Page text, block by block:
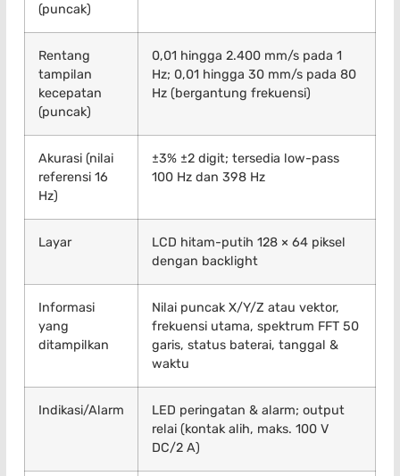
(puncak)
Rentang
tampilan
kecepatan
(puncak)
0,01 hingga 2.400 mm/s pada 1
Hz; 0,01 hingga 30 mm/s pada 80
Hz (bergantung frekuensi)
Akurasi (nilai
referensi 16
Hz)
±3% ±2 digit; tersedia low-pass
100 Hz dan 398 Hz
Layar
LCD hitam-putih 128 × 64 piksel
dengan backlight
Informasi
yang
ditampilkan
Nilai puncak X/Y/Z atau vektor,
frekuensi utama, spektrum FFT 50
garis, status baterai, tanggal &
waktu
Indikasi/Alarm
LED peringatan & alarm; output
relai (kontak alih, maks. 100 V
DC/2 A)